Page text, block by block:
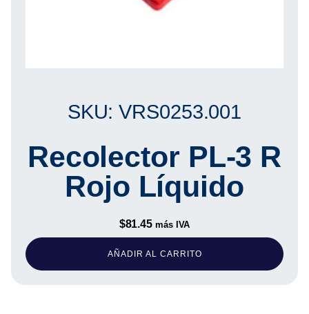
SKU: VRS0253.001
Recolector PL-3 R
Rojo Líquido
$81.45 más IVA
AÑADIR AL CARRITO